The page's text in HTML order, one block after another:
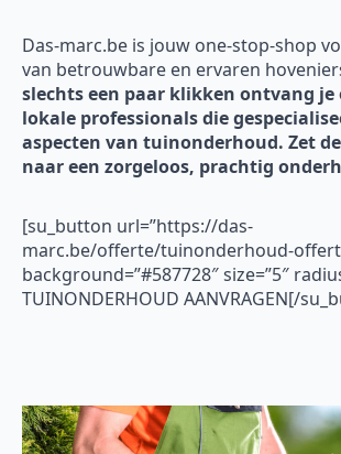
Das-marc.be is jouw one-stop-shop
van betrouwbare en ervaren
slechts een paar klikken ontvang je
lokale professionals die
aspecten van tuinonderhoud. Zet
naar een zorgeloos, prachtig
[su_button url=”https://das-
marc.be/offerte/tuinonderhoud-
background=”#587728″ size=”5″
TUINONDERHOUD AANVRAGEN[/